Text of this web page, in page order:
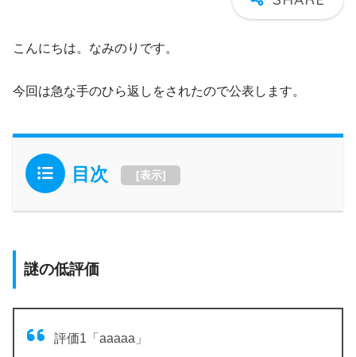
こんにちは。なみのりです。
今回は急な手のひら返しをされたので公表します。
目次 [表示]
謎の低評価
評価1「aaaaa」